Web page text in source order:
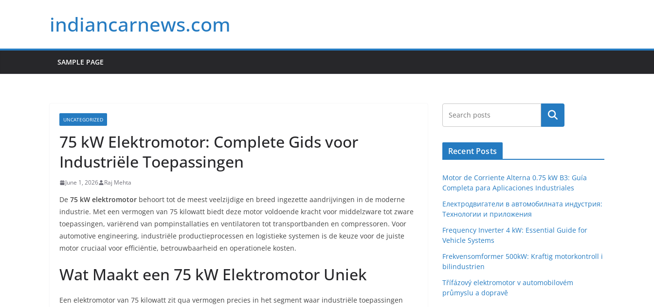
indiancarnews.com
SAMPLE PAGE
UNCATEGORIZED
75 kW Elektromotor: Complete Gids voor
Industriële Toepassingen
June 1, 2026 Raj Mehta
De 75 kW elektromotor behoort tot de meest veelzijdige en breed ingezette aandrijvingen in de moderne
industrie. Met een vermogen van 75 kilowatt biedt deze motor voldoende kracht voor middelzware tot zware
toepassingen, variërend van pompinstallaties en ventilatoren tot transportbanden en compressoren. Voor
automotive engineering, industriële productieprocessen en logistieke systemen is de keuze voor de juiste
motor cruciaal voor efficiëntie, betrouwbaarheid en operationele kosten.
Wat Maakt een 75 kW Elektromotor Uniek
Een elektromotor van 75 kilowatt zit qua vermogen precies in het segment waar industriële toepassingen
Search
Recent Posts
Motor de Corriente Alterna 0.75 kW B3: Guía
Completa para Aplicaciones Industriales
Електродвигатели в автомобилната индустрия:
Технологии и приложения
Frequency Inverter 4 kW: Essential Guide for
Vehicle Systems
Frekvensomformer 500kW: Kraftig motorkontroll i
bilindustrien
Třífázový elektromotor v automobilovém
průmyslu a dopravě